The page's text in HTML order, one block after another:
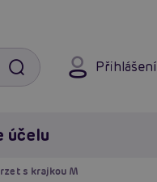
Přihlášení
účelu
s krajkou M